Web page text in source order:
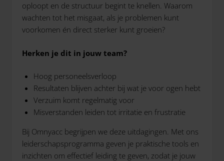
oploopt en de structuur begint te knellen. Waarom
wachten tot het misgaat, als je problemen kunt
voorkomen én direct sterker kunt groeien?
Herken je dit in jouw team?
Hoog personeelsverloop
Resultaten blijven achter bij wat je voor ogen hebt
Verzuim komt regelmatig voor
Misverstanden leiden tot irritatie en frustratie
Bij Omnyacc begrijpen we deze uitdagingen. Met ons
leiderschapsprogramma geven je praktische tools en
inzichten om effectief leiding te geven, zodat je jouw